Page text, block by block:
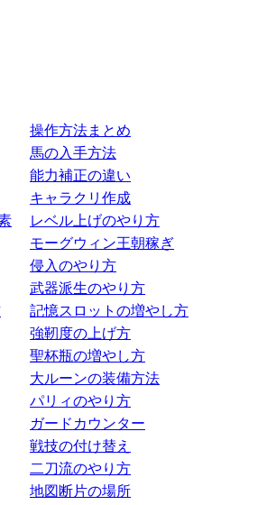
操作方法まとめ
馬の入手方法
能力補正の違い
キャラクリ作成
レベル上げのやり方
モーグウィン王朝稼ぎ
侵入のやり方
武器派生のやり方
記憶スロットの増やし方
強靭度の上げ方
聖杯瓶の増やし方
大ルーンの装備方法
パリィのやり方
ガードカウンター
戦技の付け替え
二刀流のやり方
地図断片の場所